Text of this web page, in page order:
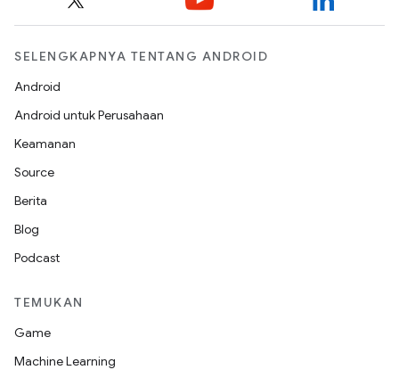
SELENGKAPNYA TENTANG ANDROID
Android
Android untuk Perusahaan
Keamanan
Source
Berita
Blog
Podcast
TEMUKAN
Game
Machine Learning